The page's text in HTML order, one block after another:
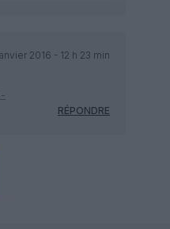
2016 - 12 h 23 min
RÉPONDRE